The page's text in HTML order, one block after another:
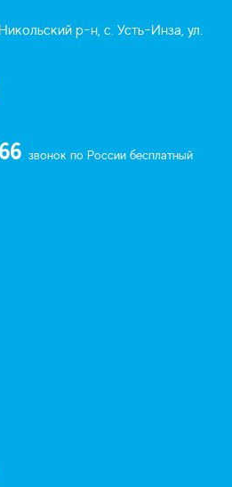
р-н, с. Усть-Инза, ул.
звонок по России бесплатный